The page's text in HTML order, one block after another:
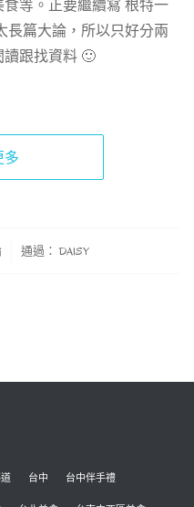
等。正要繼續寫 根特一
長篇大論，所以只好分兩
跟找資料 🙂
多
通過： DAISY
台中 台中伴手禮